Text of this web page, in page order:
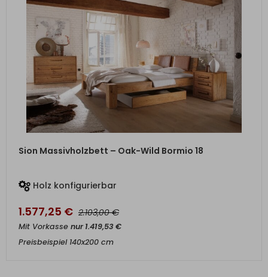
ZUM PRODUKT
Sion Massivholzbett – Oak-Wild Bormio 18
Holz konfigurierbar
1.577,25 € 2.103,00€
Mit Vorkasse nur1.419,53€
Preisbeispiel 140x200 cm